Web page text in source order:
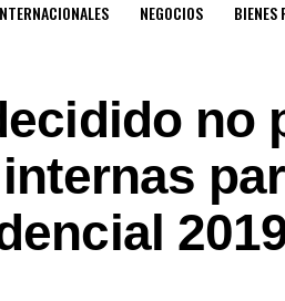
NEGOCIOS BIENES
no